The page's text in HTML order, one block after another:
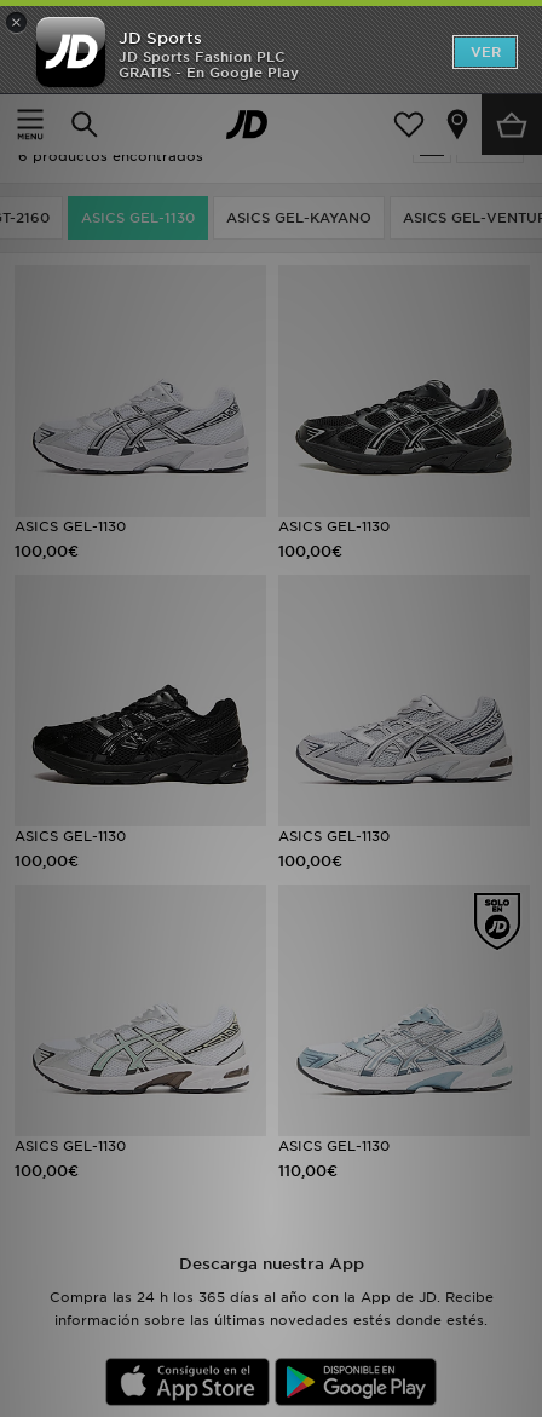
×
JD Sports
JD Sports Fashion PLC
GRATIS - En Google Play
VER
Página principal
Hombre
Hombre - ASICS ASICS GEL-1130
6 productos encontrados
2160 ASICS GEL-1130 ASICS GEL-KAYANO ASICS GEL-
ASICS GEL-1130
100,00€
ASICS GEL-1130
100,00€
ASICS GEL-1130
100,00€
ASICS GEL-1130
100,00€
ASICS GEL-1130
100,00€
ASICS GEL-1130
110,00€
Descarga nuestra App
Compra las 24 h los 365 días al año con la App de JD. Recibe
información sobre las últimas novedades estés donde estés.
Hombre
Mujer
Niños
JD Fútbol